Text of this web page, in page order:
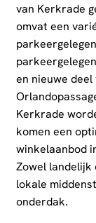
van Kerkrade
omvat een
en nieuwe
Kerkrade
komen een
winkelaanbod
Zowel landelijk
lokale
onderdak.